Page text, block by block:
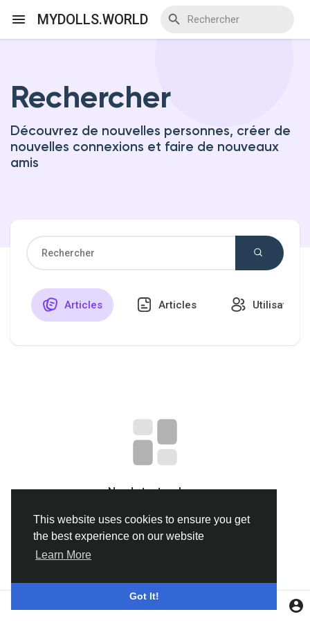
This website uses cookies to ensure you get
the best experience on our website
Learn More
Got It!
MYDOLLS.WORLD
Discover Events
My Events
aimé les pages
Popular Posts
Rechercher
Découvrez de nouvelles personnes, créer de
nouvelles connexions et faire de nouveaux
amis
Articles Articles Utilisateurs
No data to show